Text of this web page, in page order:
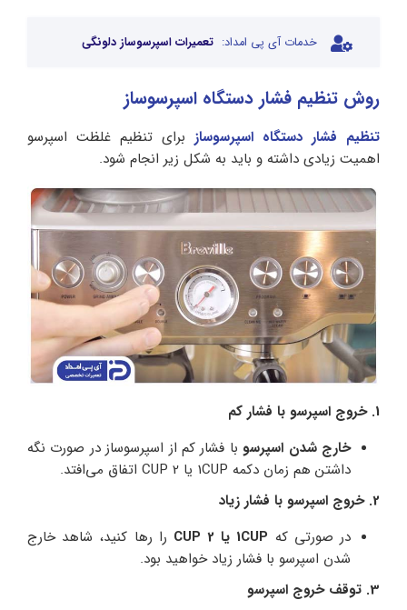
خدمات آی پی امداد: تعمیرات اسپرسوساز دلونگی
روش تنظیم فشار دستگاه اسپرسوساز
تنظیم فشار دستگاه اسپرسوساز برای تنظیم غلظت اسپرسو
اهمیت زیادی داشته و باید به شکل زیر انجام شود.
1. خروج اسپرسو با فشار کم
خارج شدن اسپرسو با فشار کم از اسپرسوساز در صورت نگه
داشتن هم زمان دکمه 1CUP یا CUP 2 اتفاق می‌افتد.
2. خروج اسپرسو با فشار زیاد
در صورتی که 1CUP یا CUP 2
را رها کنید، شاهد خارج
شدن اسپرسو با فشار زیاد خواهید بود.
3. توقف خروج اسپرسو